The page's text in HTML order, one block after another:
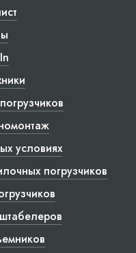
условиях
погрузчиков